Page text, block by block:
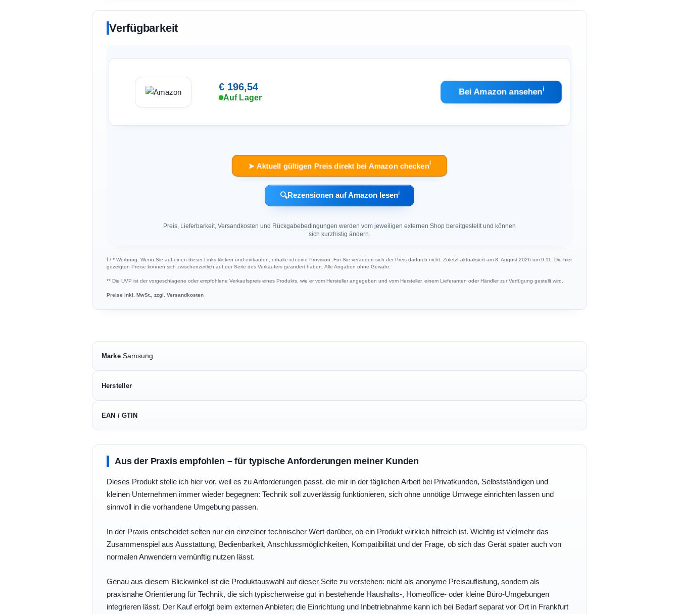
Verfügbarkeit
€ 196,54
Auf Lager
Bei Amazon ansehenℹ︎
➤ Aktuell gültigen Preis direkt bei Amazon checkenℹ︎
🔍Rezensionen auf Amazon lesenℹ︎
Preis, Lieferbarkeit, Versandkosten und Rückgabebedingungen werden vom jeweiligen externen Shop bereitgestellt und können
sich kurzfristig ändern.
ℹ︎ / * Werbung: Wenn Sie auf einen dieser Links klicken und einkaufen, erhalte ich eine Provision. Für Sie verändert sich der Preis dadurch nicht. Zuletzt aktualisiert am 8. August 2026 um 9:11. Die hier
gezeigten Preise können sich zwischenzeitlich auf der Seite des Verkäufers geändert haben. Alle Angaben ohne Gewähr.
** Die UVP ist der vorgeschlagene oder empfohlene Verkaufspreis eines Produkts, wie er vom Hersteller angegeben und vom Hersteller, einem Lieferanten oder Händler zur Verfügung gestellt wird.
Preise inkl. MwSt., zzgl. Versandkosten
Marke Samsung
Hersteller
EAN / GTIN
Aus der Praxis empfohlen – für typische Anforderungen meiner Kunden
Dieses Produkt stelle ich hier vor, weil es zu Anforderungen passt, die mir in der täglichen Arbeit bei Privatkunden, Selbstständigen und
kleinen Unternehmen immer wieder begegnen: Technik soll zuverlässig funktionieren, sich ohne unnötige Umwege einrichten lassen und
sinnvoll in die vorhandene Umgebung passen.
In der Praxis entscheidet selten nur ein einzelner technischer Wert darüber, ob ein Produkt wirklich hilfreich ist. Wichtig ist vielmehr das
Zusammenspiel aus Ausstattung, Bedienbarkeit, Anschlussmöglichkeiten, Kompatibilität und der Frage, ob sich das Gerät später auch von
normalen Anwendern vernünftig nutzen lässt.
Genau aus diesem Blickwinkel ist die Produktauswahl auf dieser Seite zu verstehen: nicht als anonyme Preisauflistung, sondern als
praxisnahe Orientierung für Technik, die sich typischerweise gut in bestehende Haushalts-, Homeoffice- oder kleine Büro-Umgebungen
integrieren lässt. Der Kauf erfolgt beim externen Anbieter; die Einrichtung und Inbetriebnahme kann ich bei Bedarf separat vor Ort in Frankfurt